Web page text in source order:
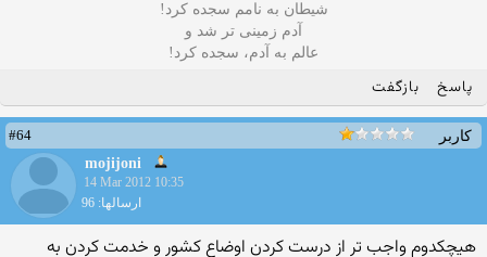
شیطان به نامم سجده کرد!
آدم زمینی تر شد و
عالم به آدم، سجده کرد!
پاسخ بازگفت
کاربر
#64
mojijoni
14 Mar 2012 10:35
ارسالها: 96
هیچکدوم واجب تر از درست کردن اوضاع کشور و خدمت کردن به